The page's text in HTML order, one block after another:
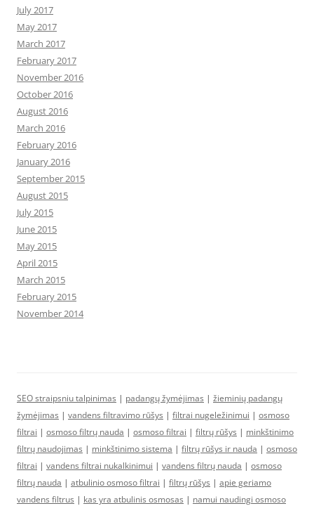
July 2017
May 2017
March 2017
February 2017
November 2016
October 2016
August 2016
March 2016
February 2016
January 2016
September 2015
August 2015
July 2015
June 2015
May 2015
April 2015
March 2015
February 2015
November 2014
SEO straipsniu talpinimas | padangų žymėjimas | žieminių padangų
žymėjimas | vandens filtravimo rūšys | filtrai nugeležinimui | osmoso
filtrai | osmoso filtrų nauda | osmoso filtrai | filtrų rūšys | minkštinimo
filtrų naudojimas | minkštinimo sistema | filtrų rūšys ir nauda | osmoso
filtrai | vandens filtrai nukalkinimui | vandens filtrų nauda | osmoso
filtrų nauda | atbulinio osmoso filtrai | filtrų rūšys | apie geriamo
vandens filtrus | kas yra atbulinis osmosas | namui naudingi osmoso